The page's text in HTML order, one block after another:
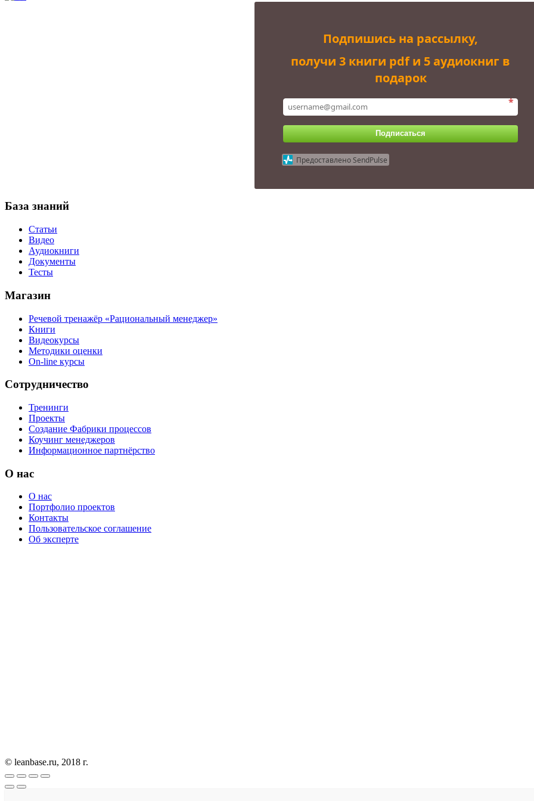
Подпишись на рассылку,
получи 3 книги pdf и 5 аудиокниг в
подарок
*
Подписаться
Предоставлено SendPulse
База знаний
Статьи
Видео
Аудиокниги
Документы
Тесты
Магазин
Речевой тренажёр «Рациональный менеджер»
Книги
Видеокурсы
Методики оценки
On-line курсы
Сотрудничество
Тренинги
Проекты
Создание Фабрики процессов
Коучинг менеджеров
Информационное партнёрство
О нас
О нас
Портфолио проектов
Контакты
Пользовательское соглашение
Об эксперте
© leanbase.ru, 2018 г.